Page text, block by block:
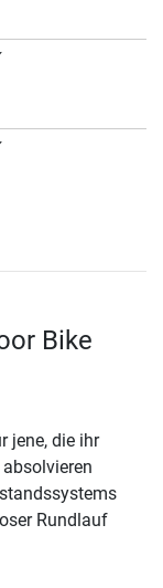
Bike
jene, die ihr
Rundlauf